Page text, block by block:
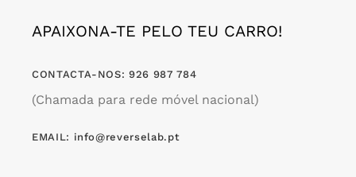
APAIXONA-TE PELO TEU CARRO!
CONTACTA-NOS: 926 987 784
(Chamada para rede móvel nacional)
EMAIL: info@reverselab.pt